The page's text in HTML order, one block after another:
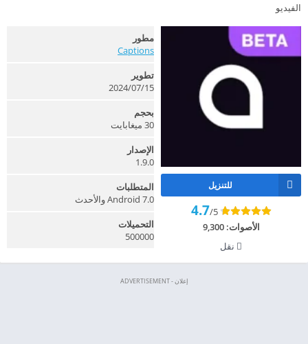
الفيديو
للتنزيل
4.7/5
الأصوات:9,300
نقل
مطور
Captions
تطوير
15‏/07‏/2024
بحجم
30 ميغابايت
الإصدار
1.9.0
المتطلبات
Android 7.0 والأحدث
التحميلات
500000
إعلان - ADVERTISEMENT